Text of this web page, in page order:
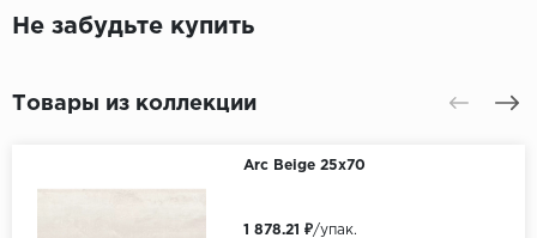
Не забудьте купить
Товары из коллекции
Arc Beige 25х70
1 878.21 ₽/упак.